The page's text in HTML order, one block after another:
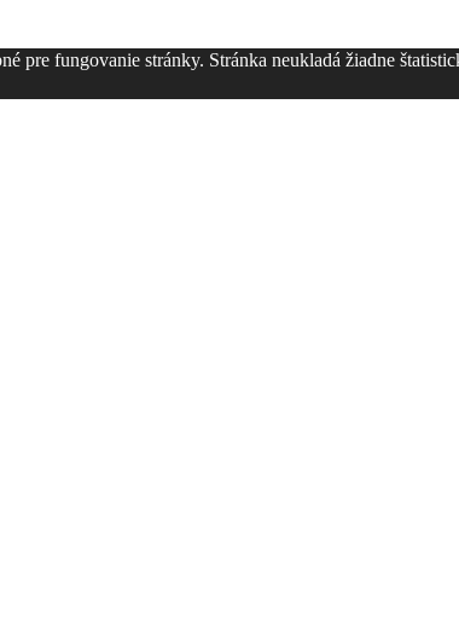
pre fungovanie stránky. Stránka neukladá žiadne